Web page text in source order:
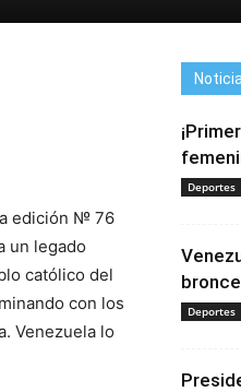
edición № 76
un legado
católico del
con los
Venezuela lo
Deportes
Deportes